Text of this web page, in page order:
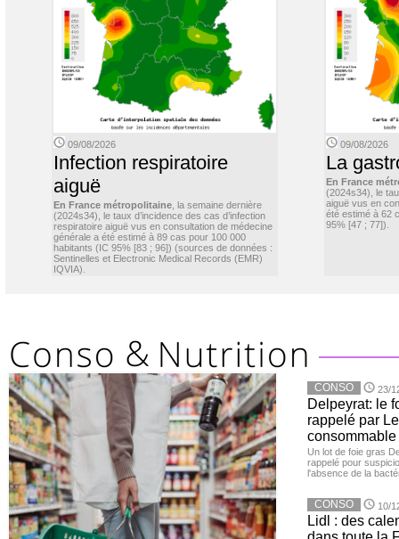
09/08/2026
Infection respiratoire
aiguë
En France métropolitaine , la semaine dernière
(2024s34), le taux d’incidence des cas d’infection
respiratoire aiguë vus en consultation de médecine
générale a été estimé à 89 cas pour 100 000
habitants (IC 95% [83 ; 96]) (sources de données :
Sentinelles et Electronic Medical Records (EMR)
IQVIA).
09/08/2026
La
En France
(2024s34), le
aiguë vus en
été estimé à 62
95% [47 ; 77]).
CONSO 23/
Delpeyrat: le
rappelé par
consommable
Un lot de foie gras
rappelé pour
l'absence de la
CONSO 10/
Lidl : des